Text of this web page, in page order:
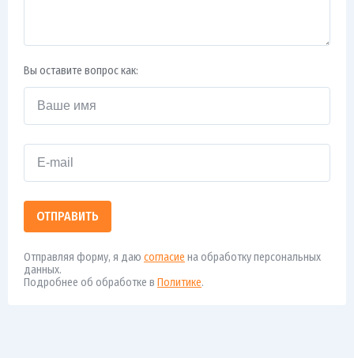
Вы оставите вопрос как:
ОТПРАВИТЬ
Отправляя форму, я даю согласие на обработку персональных
данных.
Подробнее об обработке в Политике.